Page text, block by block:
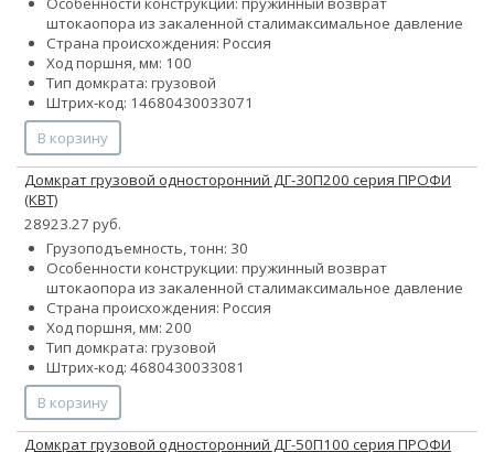
штокаопора из закаленной сталимаксимальное давление
Страна происхождения: Россия
Ход поршня, мм: 100
Тип домкрата: грузовой
Штрих-код: 14680430033071
В корзину
Домкрат грузовой односторонний ДГ-30П200 серия ПРОФИ
(КВТ)
28923.27 руб.
Грузоподъемность, тонн: 30
Особенности конструкции: пружинный возврат
штокаопора из закаленной сталимаксимальное давление
Страна происхождения: Россия
Ход поршня, мм: 200
Тип домкрата: грузовой
Штрих-код: 4680430033081
В корзину
Домкрат грузовой односторонний ДГ-50П100 серия ПРОФИ